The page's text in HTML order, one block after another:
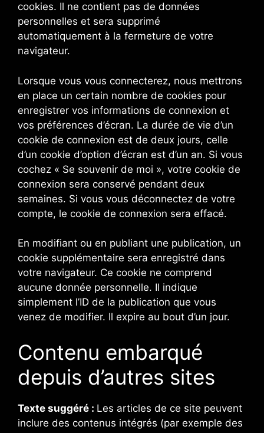
cookies. Il ne contient pas de données
personnelles et sera supprimé
automatiquement à la fermeture de votre
navigateur.
Lorsque vous vous connecterez, nous mettrons
en place un certain nombre de cookies pour
enregistrer vos informations de connexion et
vos préférences d’écran. La durée de vie d’un
cookie de connexion est de deux jours, celle
d’un cookie d’option d’écran est d’un an. Si vous
cochez « Se souvenir de moi », votre cookie de
connexion sera conservé pendant deux
semaines. Si vous vous déconnectez de votre
compte, le cookie de connexion sera effacé.
En modifiant ou en publiant une publication, un
cookie supplémentaire sera enregistré dans
votre navigateur. Ce cookie ne comprend
aucune donnée personnelle. Il indique
simplement l’ID de la publication que vous
venez de modifier. Il expire au bout d’un jour.
Contenu embarqué
depuis d’autres sites
Texte suggéré : Les articles de ce site peuvent
inclure des contenus intégrés (par exemple des